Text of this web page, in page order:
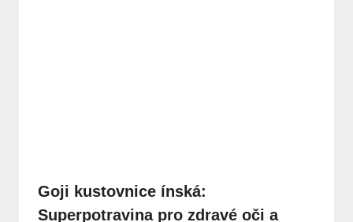
Goji kustovnice ínská:
Superpotravina pro zdravé oči a